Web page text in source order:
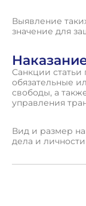
Выявление
значение для
Санкции
обязательные
свободы, а
управления
Вид и размер
дела и